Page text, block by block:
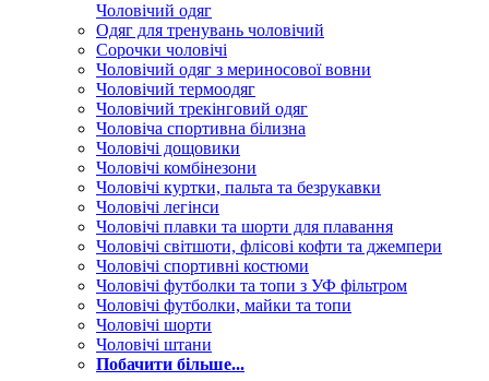
Чоловічий одяг
Одяг для тренувань чоловічий
Сорочки чоловічі
Чоловічий одяг з мериносової вовни
Чоловічий термоодяг
Чоловічий трекінговий одяг
Чоловіча спортивна білизна
Чоловічі дощовики
Чоловічі комбінезони
Чоловічі куртки, пальта та безрукавки
Чоловічі легінси
Чоловічі плавки та шорти для плавання
Чоловічі світшоти, флісові кофти та джемпери
Чоловічі спортивні костюми
Чоловічі футболки та топи з УФ фільтром
Чоловічі футболки, майки та топи
Чоловічі шорти
Чоловічі штани
Побачити більше...